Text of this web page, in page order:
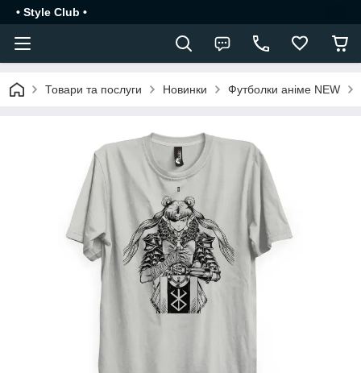
• Style Club •
Товари та послуги Новинки Футболки аніме NEW